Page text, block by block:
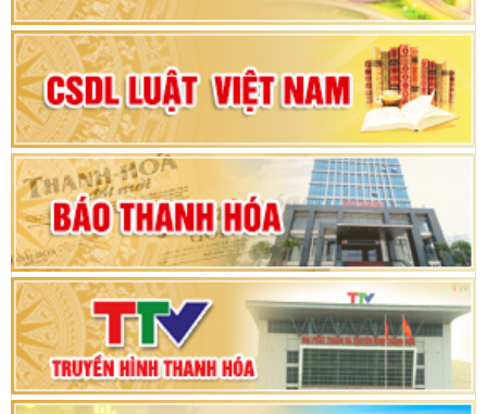
nhiệm kỳ 2025 – 2030
Đại hội Đảng bộ xã Yên Ninh lần thứ nhất,
nhiệm kỳ 2025 - 2030
Khai mạc Kỳ họp bất thường lần thứ 9, Quốc
hội khóa XV
Phiên thảo luận Kỳ họp thứ 24, HĐND tỉnh
Thanh Hóa khóa XVIII, nhiệm kỳ 2021 - 2026
Bế mạc Kỳ họp thứ hai bốn, Hội đồng nhân dân
tỉnh khoá XVIII